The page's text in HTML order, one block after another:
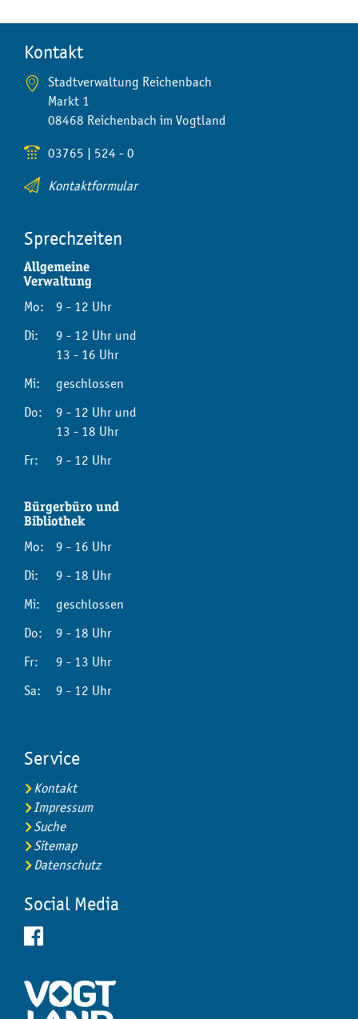
Kontakt
Stadtverwaltung Reichenbach
Markt 1
08468 Reichenbach im Vogtland
03765 | 524 - 0
Kontaktformular
Sprechzeiten
Allgemeine
Verwaltung
Mo:
9 - 12 Uhr
Di:
9 - 12 Uhr und
13 - 16 Uhr
Mi:
geschlossen
Do:
9 - 12 Uhr und
13 - 18 Uhr
Fr:
9 - 12 Uhr
Bürgerbüro und
Bibliothek
Mo:
9 - 16 Uhr
Di:
9 - 18 Uhr
Mi:
geschlossen
Do:
9 - 18 Uhr
Fr:
9 - 13 Uhr
Sa:
9 - 12 Uhr
Service
Kontakt
Impressum
Suche
Sitemap
Datenschutz
Social Media